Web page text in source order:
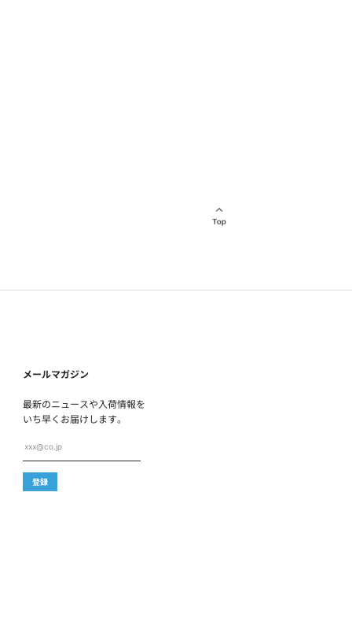
メールマガジン
最新のニュースや入荷情報を
いち早くお届けします。
xxx@co.jp
登録